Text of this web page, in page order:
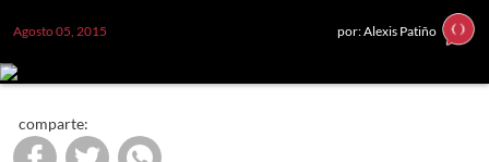
Agosto 05, 2015 por: Alexis Patiño
comparte: